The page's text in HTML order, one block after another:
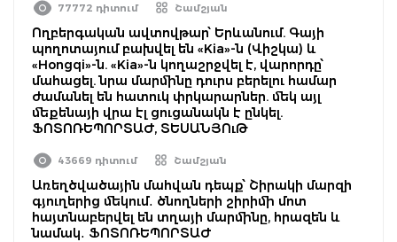
77772 դիտում Շամշյան
Ողբերգական ավտովթար՝ Երևանում. Գայի
պողոտայում բախվել են «Kia»-ն (Վիշկա) և
«Hongqi»-ն. «Kia»-ն կողաշրջվել է, վարորդը՝
մահացել. նրա մարմինը դուրս բերելու համար
ժամանել են հատուկ փրկարարներ. մեկ այլ
մեքենայի վրա էլ ցուցանակն է ընկել.
ՖՈՏՈՌԵՊՈՐՏԱԺ, ՏԵՍԱՆՅՈւԹ
43669 դիտում Շամշյան
Առեղծվածային մահվան դեպք՝ Շիրակի մարզի
գյուղերից մեկում․ ծնողների շիրիմի մոտ
հայտնաբերվել են տղայի մարմինը, հրազեն և
նամակ․ ՖՈՏՈՌԵՊՈՐՏԱԺ